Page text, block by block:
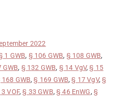
2022
1 GWB, § 106 GWB, § 108 GWB,
GWB, § 132 GWB, § 14 VgV,§ 15
168 GWB,§ 169 GWB,§ 17 VgV,§
VOF,§ 33 GWB,§ 46 EnWG, §